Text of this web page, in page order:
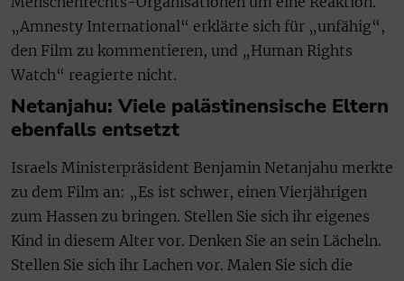
„Amnesty International“ erklärte sich für „unfähig“,
den Film zu kommentieren, und „Human Rights
Watch“ reagierte nicht.
Netanjahu: Viele palästinensische Eltern
ebenfalls entsetzt
Israels Ministerpräsident Benjamin Netanjahu merkte
zu dem Film an: „Es ist schwer, einen Vierjährigen
zum Hassen zu bringen. Stellen Sie sich ihr eigenes
Kind in diesem Alter vor. Denken Sie an sein Lächeln.
Stellen Sie sich ihr Lachen vor. Malen Sie sich die